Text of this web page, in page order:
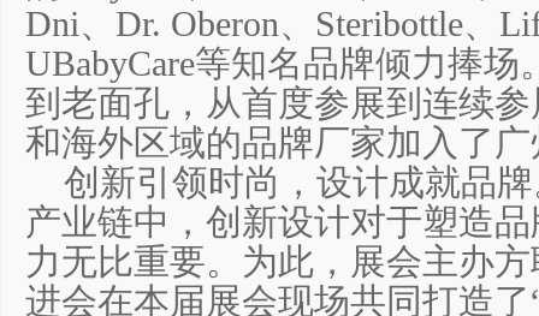
Dni、Dr. Oberon、Steribottle、
UBabyCare等知名品牌倾力捧
到老面孔，从首度参展到连续
和海外区域的品牌厂家加入了
创新引领时尚，设计成就品
产业链中，创新设计对于塑造
力无比重要。为此，展会主办
进会在本届展会现场共同打造